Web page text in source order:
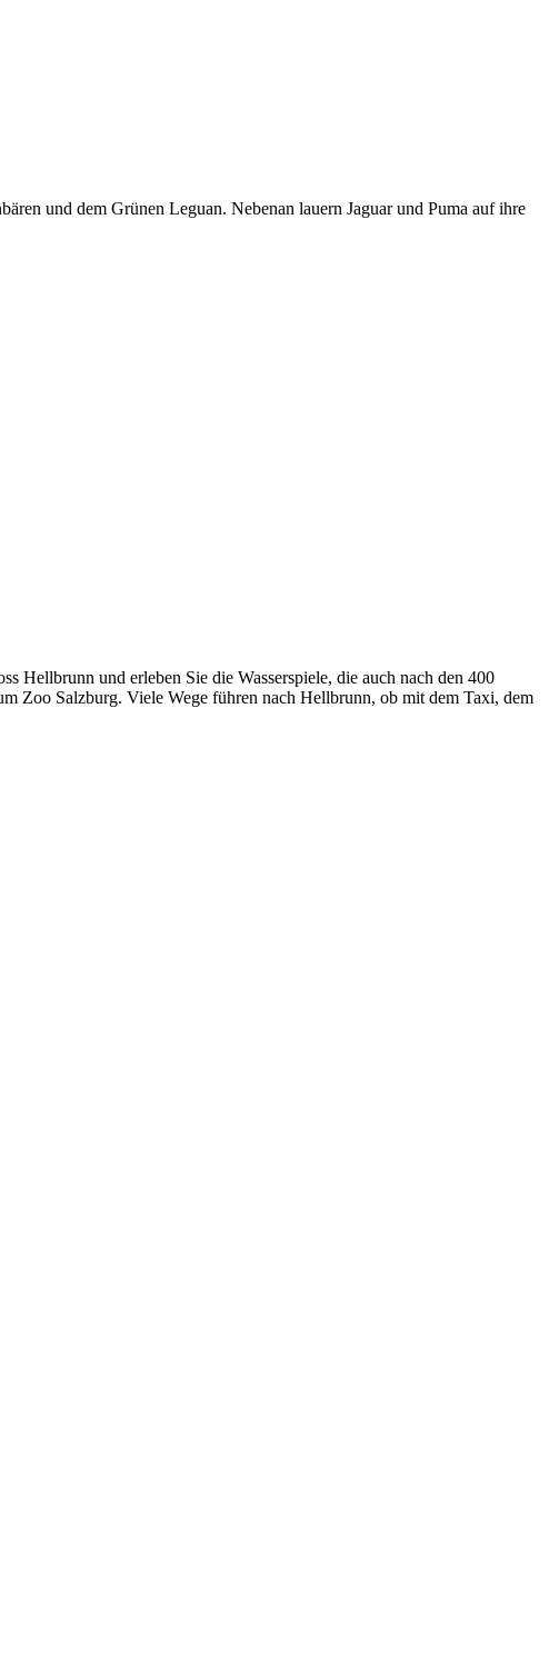
und dem Grünen Leguan. Nebenan lauern Jaguar und Puma auf ihre
Hellbrunn und erleben Sie die Wasserspiele, die auch nach den 400
Zoo Salzburg. Viele Wege führen nach Hellbrunn, ob mit dem Taxi, dem